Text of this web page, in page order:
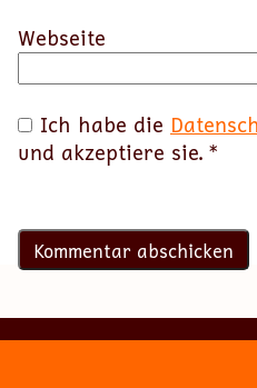
Webseite
Ich habe die
und akzeptiere sie. *